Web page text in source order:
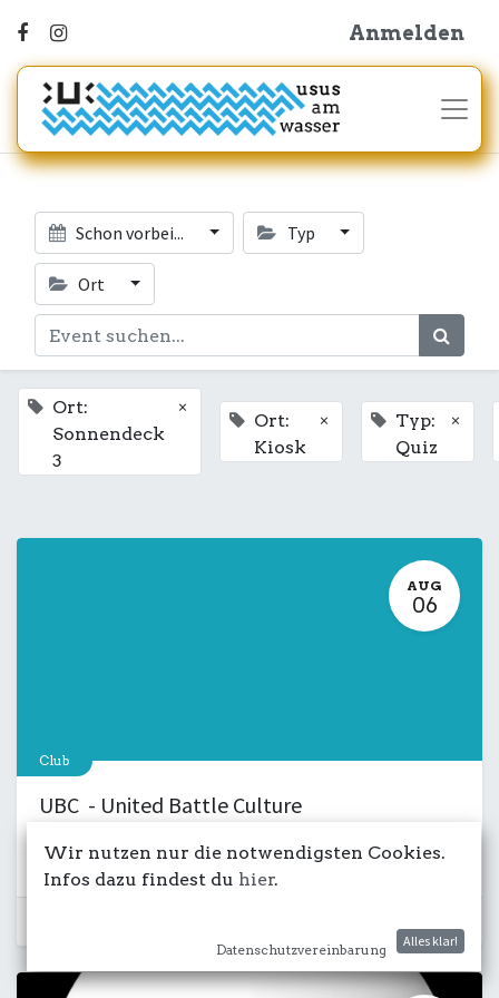
Anmelden
Schon vorbei... Typ
Ort
Ort:
Sonnendeck
3
×
Ort:
Kiosk
×
Typ:
Quiz
×
AUG
06
Club
UBC - United Battle Culture
Kulturdeck Musik LIVE Salon
Wir nutzen nur die notwendigsten Cookies.
Infos dazu findest du hier.
Datenschutzvereinbarung
Alles klar!